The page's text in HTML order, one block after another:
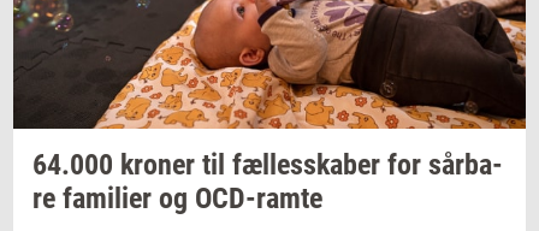
64.000 kro­ner til fæl­les­ska­ber for sår­ba­
re fa­mi­li­er og OCD-​ramte